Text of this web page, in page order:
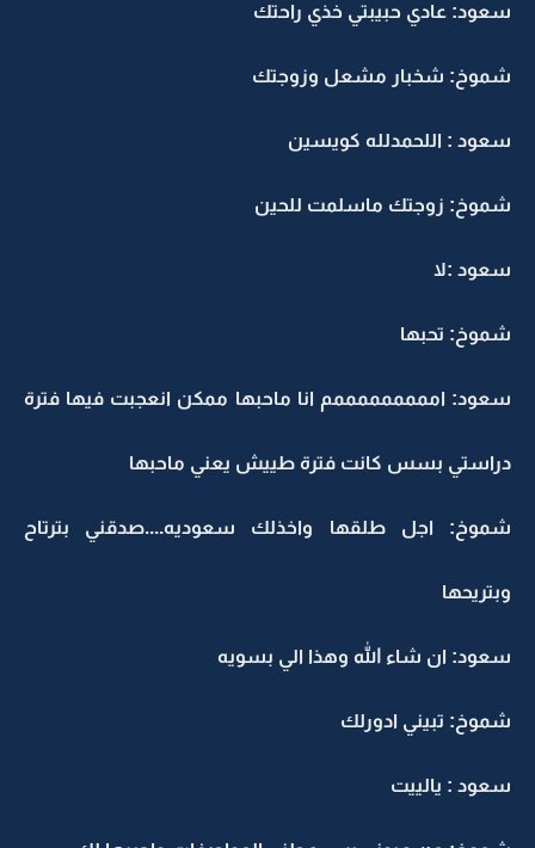
سعود: عادي حبيبتي خذي راحتك
شموخ: شخبار مشعل وزوجتك
سعود : اللحمدلله كويسين
شموخ: زوجتك ماسلمت للحين
سعود :لا
شموخ: تحبها
سعود: امممممممممم انا ماحبها ممكن انعجبت فيها فترة
دراستي بسس كانت فترة طييش يعني ماحبها
شموخ: اجل طلقها واخذلك سعوديه....صدقني بترتاح
وبتريحها
سعود: ان شاء الله وهذا الي بسويه
شموخ: تبيني ادورلك
سعود : يالييت